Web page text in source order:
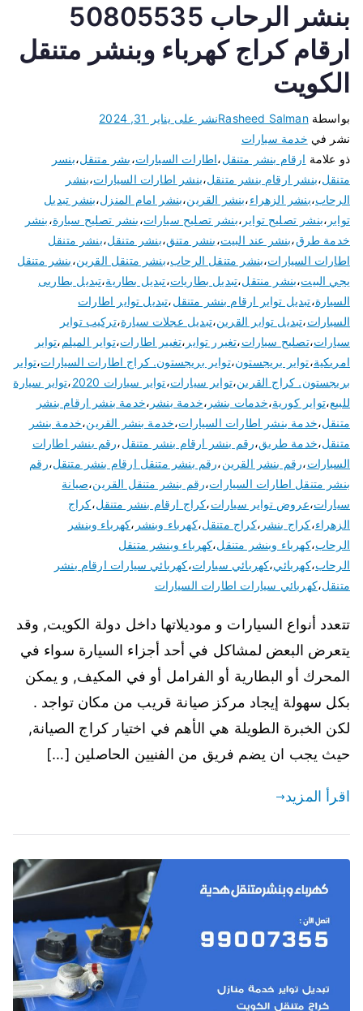
بنشر الرحاب 50805535
ارقام كراج كهرباء وبنشر متنقل
الكويت
بواسطةRasheed Salmanنشر على يناير 31, 2024
نشر في خدمة سيارات
ذو علامة ارقام بنشر متنقل،اطارات السيارات،بشر متنقل،بنسر
متنقل،بنشر ارقام بنشر متنقل،بنشر اطارات السيارات،بنشر
الرحاب،بنشر الزهراء،بنشر القرين،بنشر امام المنزل،بنشر تبديل
تواير ،بنشر تصليح تواير ،بنشر تصليح سيارات،بنشر تصليح سيارة،بنشر
خدمة طرق،بنشر عند البيت،بنشر متنق،بنشر متنقل،بنشر متنقل
اطارات السيارات،بنشر متنقل الرحاب،بنشر متنقل القرين،بنشر متنقل
يجي البيت،بنشر منتقل،تبديل بطاريات،تبديل بطارية،تبديل بطاريى
السيارة،تبديل تواير ارقام بنشر متنقل،تبديل تواير اطارات
السيارات،تبديل تواير القرين،تبديل عجلات سيارة،تركيب تواير
سيارات،تصليح سيارات،تغيرر تواير ،تغيير اطارات،تواير الميلم،تواير
امريكية،تواير بريجستون،تواير بريجستون. كراج اطارات السيارات،تواير
بريجستون. كراج القرين،تواير سيارات،تواير سيارات 2020 ،تواير سيارة
للبيع،تواير كورية،خدمات بنشر ،خدمة بنشر ،خدمة بنشر ارقام بنشر
متنقل،خدمة بنشر اطارات السيارات،خدمة بنشر القرين،خدمة بنشر
متنقل،خدمة طريق،رقم بنشر ارقام بنشر متنقل،رقم بنشر اطارات
السيارات،رقم بنشر القرين،رقم بنشر متنقل ارقام بنشر متنقل،رقم
بنشر متنقل اطارات السيارات،رقم بنشر متنقل القرين،صيانة
سيارات،عروض تواير سيارات،كراج ارقام بنشر متنقل،كراج
الزهراء،كراج بنشر ،كراج متنقل،كهرباء وبنشر ،كهرباء وبنشر
الرحاب،كهرباء وبنشر متنقل،كهرباء وبنشر متنقل
الرحاب،كهربائي،كهربائي سيارات،كهربائي سيارات ارقام بنشر
متنقل،كهربائي سيارات اطارات السيارات
تتعدد أنواع السيارات و موديلاتها داخل دولة الكويت, وقد
يتعرض البعض لمشاكل في أحد أجزاء السيارة سواء في
المحرك أو البطارية أو الفرامل أو في المكيف, و يمكن
بكل سهولة إيجاد مركز صيانة قريب من مكان تواجد .
لكن الخبرة الطويلة هي الأهم في اختيار كراج الصيانة,
حيث يجب ان يضم فريق من الفنيين الحاصلين […]
اقرأ المزيد